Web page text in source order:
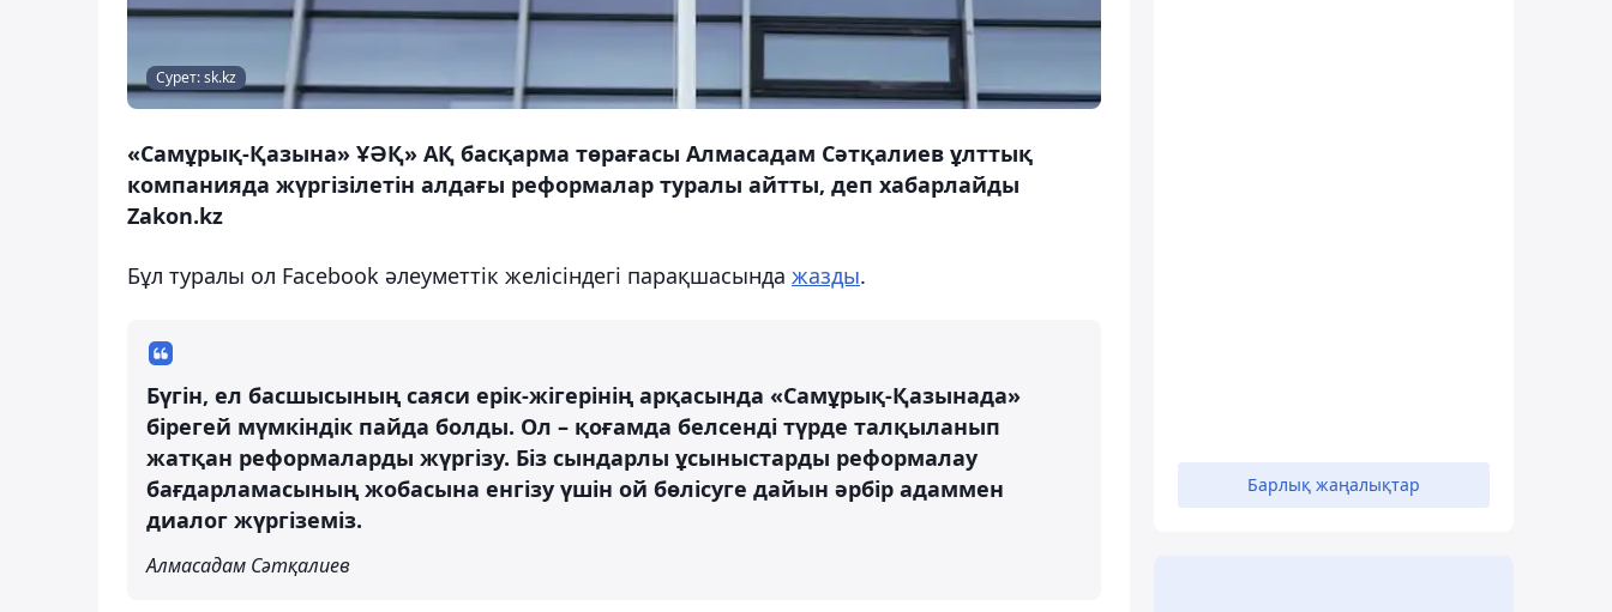
Сурет: sk.kz
«Самұрық-Қазына» ҰӘҚ» АҚ басқарма төрағасы Алмасадам Сәтқалиев ұлттық
компанияда жүргізілетін алдағы реформалар туралы айтты, деп хабарлайды
Zakon.kz
Бұл туралы ол Facebook әлеуметтік желісіндегі парақшасында жазды.
Бүгін, ел басшысының саяси ерік-жігерінің арқасында «Самұрық-Қазынада»
бірегей мүмкіндік пайда болды. Ол – қоғамда белсенді түрде талқыланып
жатқан реформаларды жүргізу. Біз сындарлы ұсыныстарды реформалау
бағдарламасының жобасына енгізу үшін ой бөлісуге дайын әрбір адаммен
диалог жүргіземіз.
Алмасадам Сәтқалиев
Барлық жаңалықтар